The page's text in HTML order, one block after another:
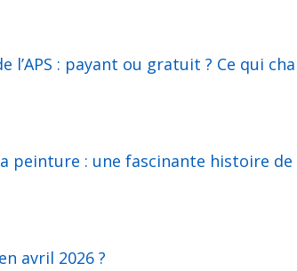
l’APS : payant ou gratuit ? Ce qui
peinture : une fascinante histoire de
avril 2026 ?